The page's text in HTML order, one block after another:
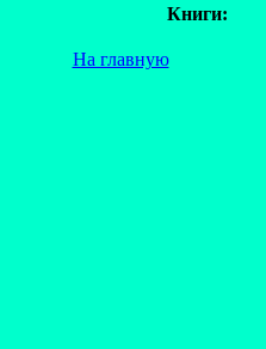
Книги:
На главную